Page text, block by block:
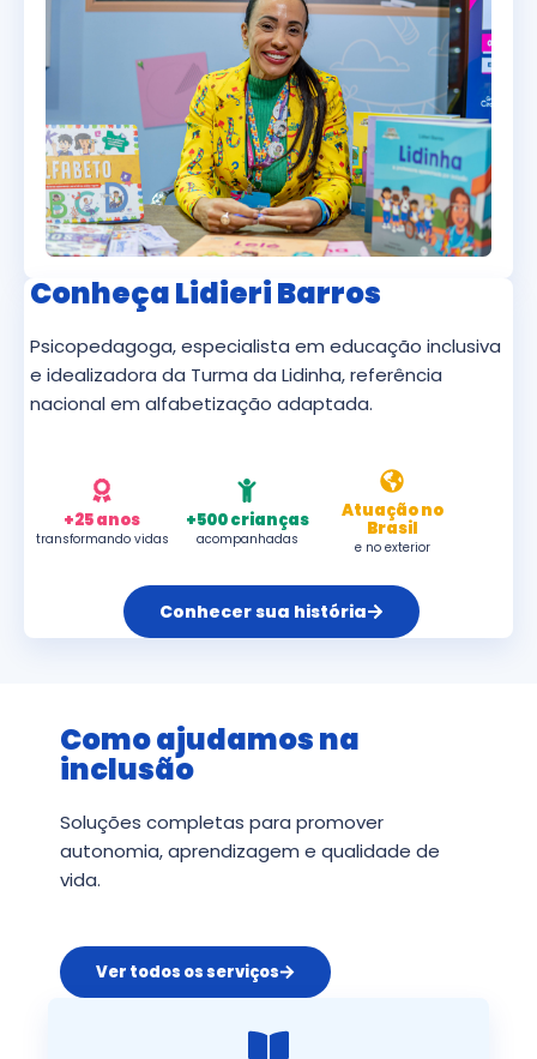
Conheça Lidieri Barros
Psicopedagoga, especialista em educação inclusiva
e idealizadora da Turma da Lidinha, referência
nacional em alfabetização adaptada.
+25 anos
transformando vidas
+500 crianças
acompanhadas
Atuação no
Brasil
e no exterior
Conhecer sua história
Como ajudamos na
inclusão
Soluções completas para promover
autonomia, aprendizagem e qualidade de
vida.
Ver todos os serviços